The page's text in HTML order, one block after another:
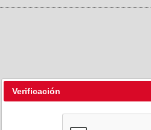
Verificación